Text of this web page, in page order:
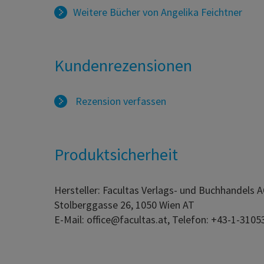
Weitere Bücher von Angelika Feichtner
Kundenrezensionen
Rezension verfassen
Produktsicherheit
Hersteller: Facultas Verlags- und Buchhandels
Stolberggasse 26, 1050 Wien AT
E-Mail: office@facultas.at, Telefon: +43-1-